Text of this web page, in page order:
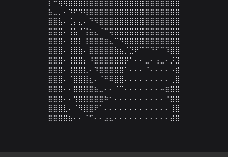
⣧⣀⡀⠄⠹⠟⠻⢿⣿⣿⣿⣿⣿⣿⣿⣿⣿⣿⣿⣿⣿⣿⣿⣿⣿⣿
⣿⣿⣧⠄⢈⡄⣄⠄⠙⠻⣿⣿⣿⣿⣿⣿⣿⣿⣿⣿⣿⣿⣿⣿⣿⣿
⣿⣿⣿⠄⢸⣧⠘⢹⣦⣄⠈⠛⢿⣿⣿⣿⣿⣿⣿⣿⣿⣿⣿⣿⣿⣿
⣿⣿⣿⠄⢸⣿⡇⢸⣿⣿⣿⣶⣄⠉⠻⣿⣿⣿⣿⣿⣿⣿⣿⣿⣿⣿
⣿⣿⣿⠄⢸⣿⣷⠄⣿⣿⣿⣿⣿⣷⣦⡈⣙⠟⠉⠉⠙⠋⠉⠹⣿⣿
⣿⣿⣿⠄⢸⣿⣿⡄⠸⣿⣿⣿⣿⣿⣿⡿⠃⠄⠄⣀⠄⢠⣀⠄⡨⣹
⣿⣿⣿⠄⢸⣿⣿⣇⠄⠹⣿⣿⣿⣿⣿⠁⠄⠄⠄⠈⠄⠄⠄⠄⠠⣾
⣿⣿⣿⠄⠈⣿⣿⣿⣆⠄⠈⠛⠿⣿⣿⠄⠄⠄⠄⠄⠄⠄⠄⠄⢀⣿
⣿⣿⣿⠄⠄⣿⣿⣿⣿⣦⣀⠄⠄⠈⠉⠄⠄⠄⠄⠄⠄⠄⠤⣶⣿⣿
⣿⣿⣿⠄⠄⢻⣿⣿⣿⣿⣿⠷⠂⠄⠄⠄⠄⠄⠄⠄⠄⠄⠄⠘⣿⣿
⣿⣿⣿⣇⠄⠈⠻⣿⣿⠟⠁⠄⠄⠄⠄⠄⠄⠄⠄⠄⠄⠄⠄⠄⢸⣿
⣿⣿⣿⣿⣦⠄⠄⠈⠋⠄⠄⣠⣄⠄⠄⠄⠄⠄⠄⠄⠄⠄⠄⠄⣼⣿